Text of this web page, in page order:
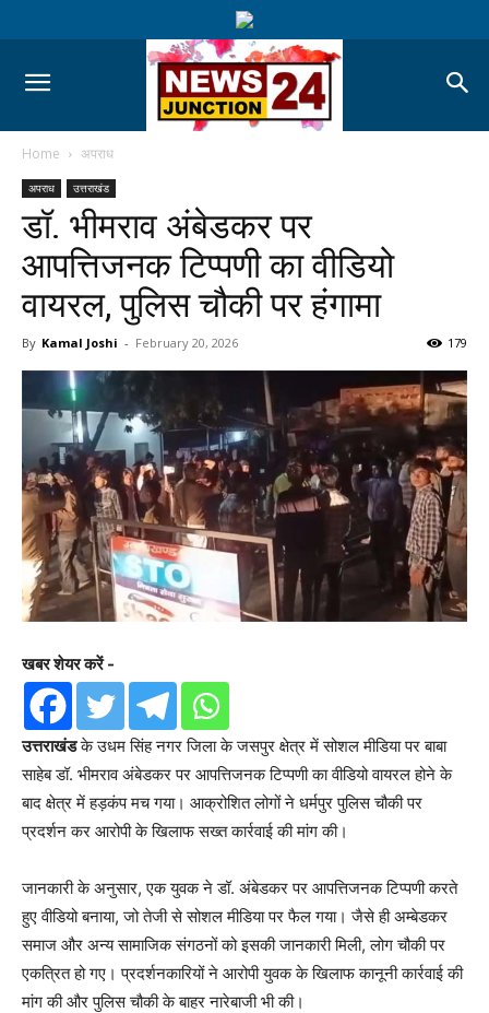
Home अपराध
अपराध उत्तराखंड
डॉ. भीमराव अंबेडकर पर
आपत्तिजनक टिप्पणी का वीडियो
वायरल, पुलिस चौकी पर हंगामा
By Kamal Joshi - February 20, 2026 179
खबर शेयर करें -
उत्तराखंडके उधम सिंह नगर जिला के जसपुर क्षेत्र में सोशल मीडिया पर बाबा
साहेब डॉ. भीमराव अंबेडकर पर आपत्तिजनक टिप्पणी का वीडियो वायरल होने के
बाद क्षेत्र में हड़कंप मच गया। आक्रोशित लोगों ने धर्मपुर पुलिस चौकी पर
प्रदर्शन कर आरोपी के खिलाफ सख्त कार्रवाई की मांग की।
जानकारी के अनुसार, एक युवक ने डॉ. अंबेडकर पर आपत्तिजनक टिप्पणी करते
हुए वीडियो बनाया, जो तेजी से सोशल मीडिया पर फैल गया। जैसे ही अम्बेडकर
समाज और अन्य सामाजिक संगठनों को इसकी जानकारी मिली, लोग चौकी पर
एकत्रित हो गए। प्रदर्शनकारियों ने आरोपी युवक के खिलाफ कानूनी कार्रवाई की
मांग की और पुलिस चौकी के बाहर नारेबाजी भी की।